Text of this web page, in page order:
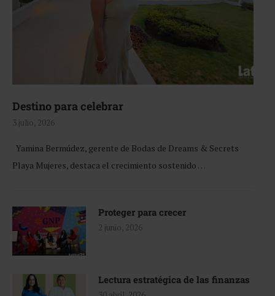
Destino para celebrar
3 julio, 2026
Yamina Bermúdez, gerente de Bodas de Dreams & Secrets
Playa Mujeres, destaca el crecimiento sostenido …
Proteger para crecer
2 junio, 2026
Lectura estratégica de las finanzas